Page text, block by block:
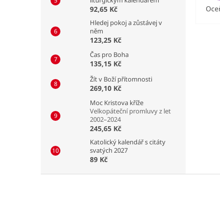
92,65 Kč
Hledej pokoj a zůstávej v
něm
123,25 Kč
Čas pro Boha
135,15 Kč
Žít v Boží přítomnosti
269,10 Kč
Moc Kristova kříže
Velkopáteční promluvy z let
2002–2024
245,65 Kč
Katolický kalendář s citáty
svatých 2027
89 Kč